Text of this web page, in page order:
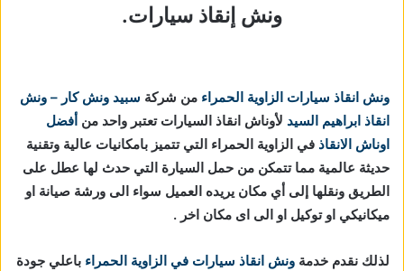
ونش إنقاذ سيارات.
ونش انقاذ سيارات الزاوية الحمراء من شركة سبيد ونش كار – ونش
انقاذ ابراهيم السيد لأوناش انقاذ السيارات تعتبر واحد من أفضل
اوناش الانقاذ في الزاوية الحمراء التي تتميز بامكانيات عالية وتقنية
حديثة عالمية مما تتمكن من حمل السيارة التي حدث لها عطل على
الطريق ونقلها إلى أي مكان يريده العميل سواء الى ورشة صيانة او
ميكانيكي او توكيل او الى اى مكان اخر .
لذلك نقدم خدمة ونش انقاذ سيارات في الزاوية الحمراء باعلي جودة